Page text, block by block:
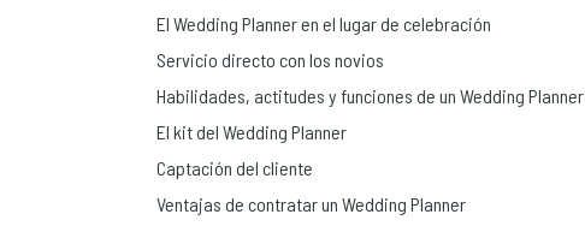
El Wedding Planner en el lugar de celebración
Servicio directo con los novios
Habilidades, actitudes y funciones de un Wedding Planner
El kit del Wedding Planner
Captación del cliente
Ventajas de contratar un Wedding Planner